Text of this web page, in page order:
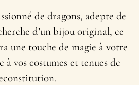
de dragons, adepte de
d’un bijou original, ce
une touche de magie à votre
vos costumes et tenues de